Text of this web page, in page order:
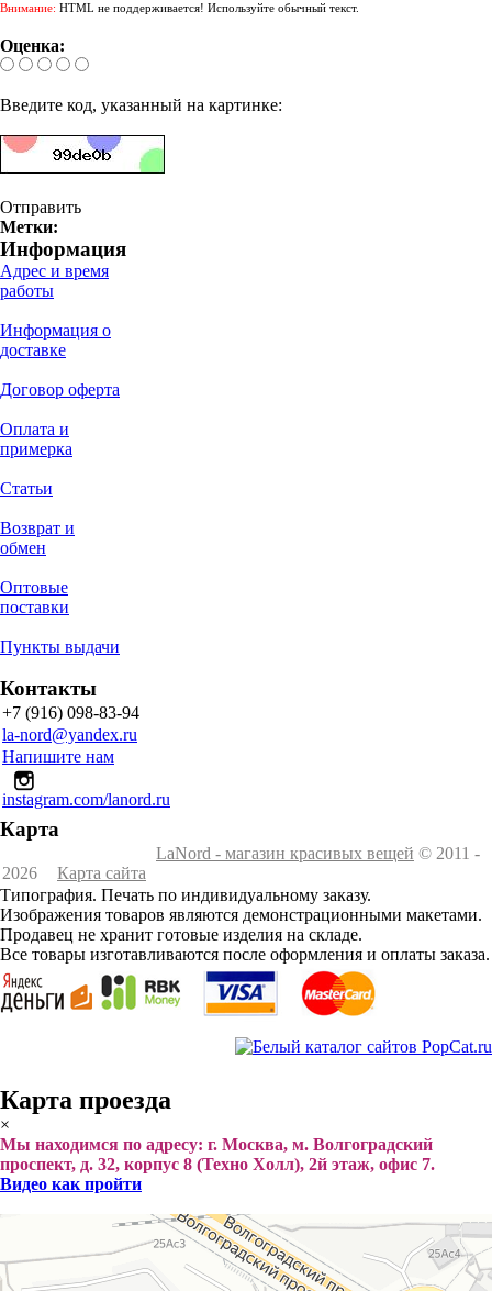
Внимание: HTML не поддерживается! Используйте обычный текст.
Оценка:
Введите код, указанный на картинке:
Отправить
Метки:
Информация
Адрес и время
работы
Информация о
доставке
Договор оферта
Оплата и
примерка
Статьи
Возврат и
обмен
Оптовые
поставки
Пункты выдачи
Контакты
+7 (916) 098-83-94
la-nord@yandex.ru
Напишите нам
instagram.com/lanord.ru
Карта
LaNord - магазин красивых вещей © 2011 -
2026
Карта сайта
Типография. Печать по индивидуальному заказу.
Изображения товаров являются демонстрационными макетами.
Продавец не хранит готовые изделия на складе.
Все товары изготавливаются после оформления и оплаты заказа.
Карта проезда
×
Мы находимся по адресу: г. Москва, м. Волгоградский
проспект, д. 32, корпус 8 (Техно Холл), 2й этаж, офис 7.
Видео как пройти